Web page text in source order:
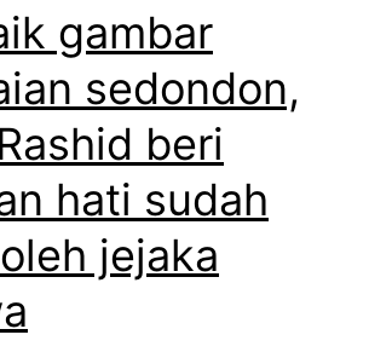
n
j
a
d
k
e
gambar
sedondon,
beri
hati sudah
jejaka